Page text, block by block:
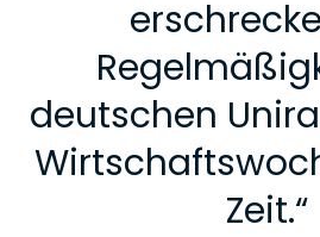
deutschen
Zeit.“